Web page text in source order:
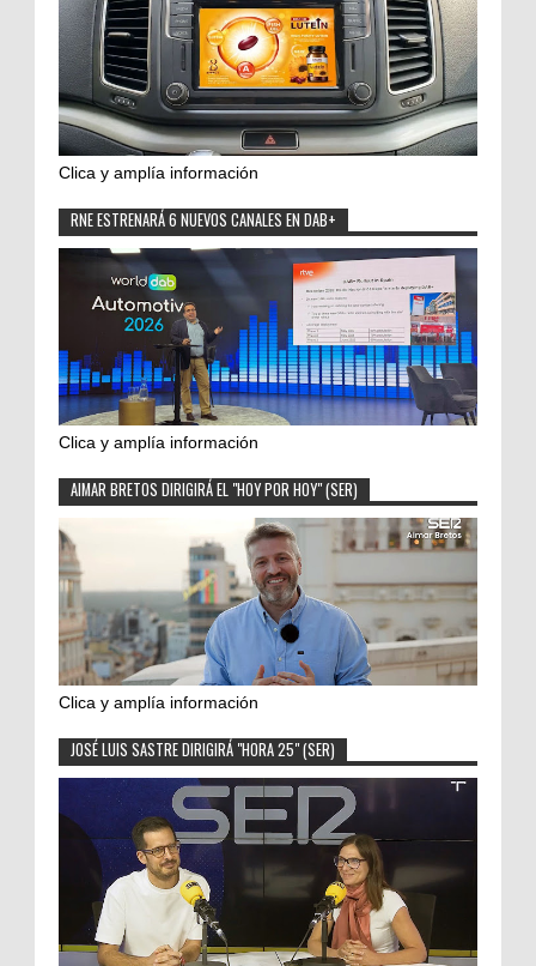
Clica y amplía información
RNE ESTRENARÁ 6 NUEVOS CANALES EN DAB+
Clica y amplía información
AIMAR BRETOS DIRIGIRÁ EL "HOY POR HOY" (SER)
Clica y amplía información
JOSÉ LUIS SASTRE DIRIGIRÁ "HORA 25" (SER)